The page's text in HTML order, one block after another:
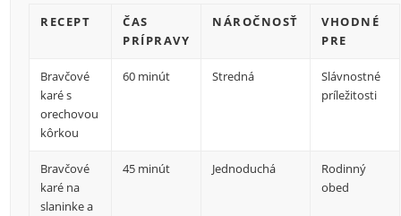
RECEPT
ČAS
PRÍPRAVY
NÁROČNOSŤ
VHODNÉ
PRE
Bravčové
karé s
orechovou
kôrkou
60 minút Stredná
Slávnostné
príležitosti
Bravčové
karé na
slaninke a
45 minút Jednoduchá
Rodinný
obed